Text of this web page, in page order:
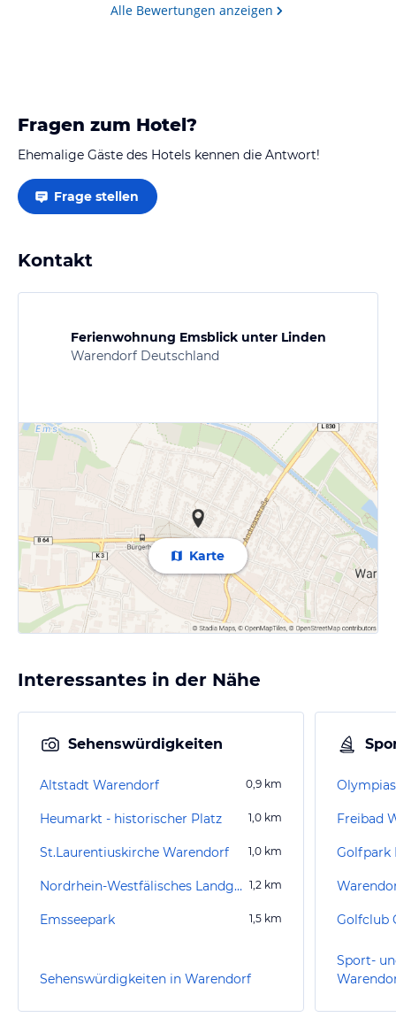
Alle Bewertungen anzeigen
Fragen zum Hotel?
Ehemalige Gäste des Hotels kennen die Antwort!
Frage stellen
Kontakt
Ferienwohnung Emsblick unter Linden
Warendorf Deutschland
Karte
Interessantes in der Nähe
Sehenswürdigkeiten
Altstadt Warendorf 0,9 km
Heumarkt - historischer Platz 1,0 km
St.Laurentiuskirche Warendorf 1,0 km
Nordrhein-Westfälisches Landgestüt Warendorf 1,2 km
Emsseepark 1,5 km
Sehenswürdigkeiten in Warendorf
Freibad
Golfpark
Sport-